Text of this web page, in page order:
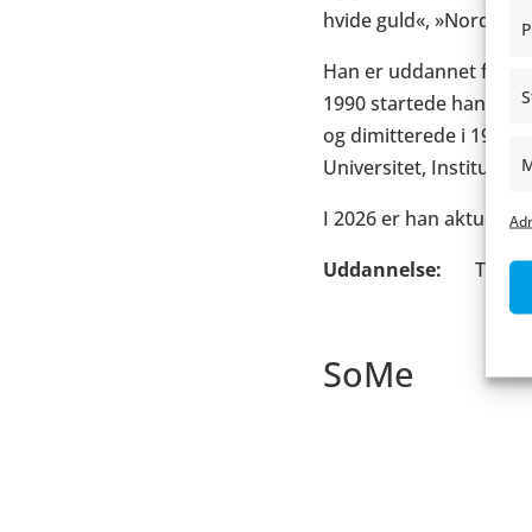
hvide guld«,
Han er uddannet fra
1990 startede han på
og dimitterede i 1995.
Universitet, Institut
I 2026 er han aktuel
Uddannelse
SoMe